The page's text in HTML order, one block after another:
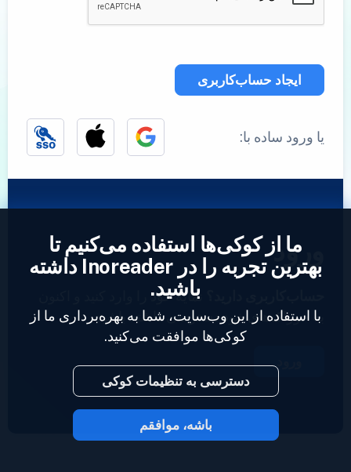
ایجاد حساب‌کاربری
یا ورود ساده با:
ورود
نمایه خود را وارد کنید و اکنون
به خوراک‌های خود دسترسی داشته باشید.
2023 © Inoreader
ما از کوکی‌ها استفاده می‌کنیم تا
بهترین تجربه را در Inoreader داشته
باشید.
با استفاده از این وب‌سایت، شما به بهره‌برداری ما از
کوکی‌ها موافقت می‌کنید.
دسترسی به تنظیمات کوکی
باشه، موافقم